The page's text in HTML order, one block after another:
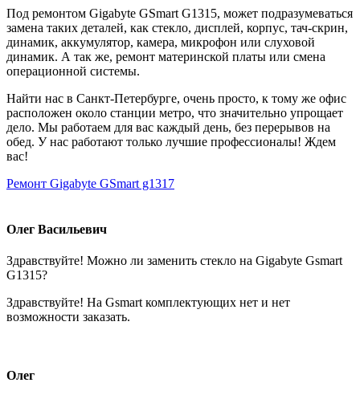
Под ремонтом Gigabyte GSmart G1315, может подразумеваться
замена таких деталей, как стекло, дисплей, корпус, тач-скрин,
динамик, аккумулятор, камера, микрофон или слуховой
динамик. А так же, ремонт материнской платы или смена
операционной системы.
Найти нас в Санкт-Петербурге, очень просто, к тому же офис
расположен около станции метро, что значительно упрощает
дело. Мы работаем для вас каждый день, без перерывов на
обед. У нас работают только лучшие профессионалы! Ждем
вас!
Ремонт Gigabyte GSmart g1317
Олег Васильевич
Здравствуйте! Можно ли заменить стекло на Gigabyte Gsmart
G1315?
Здравствуйте! На Gsmart комплектующих нет и нет
возможности заказать.
Олег